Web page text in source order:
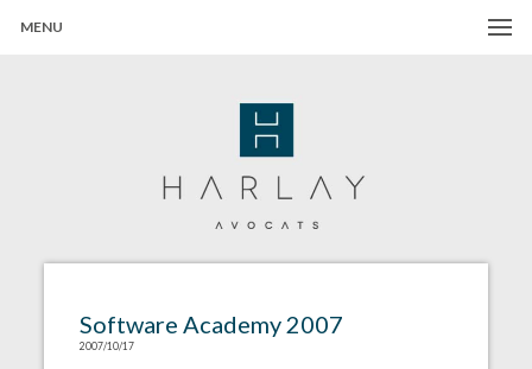
MENU
Software Academy 2007
2007/10/17